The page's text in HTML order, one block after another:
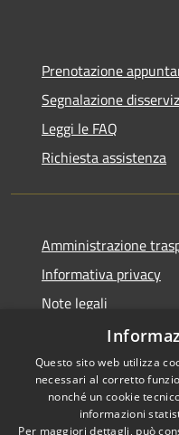
Prenotazione
Segnalazione
Leggi le FAQ
Richiesta assistenza
Amministrazione
Informativa privacy
Note legali
Dichiarazione di
RSS
Questo sito web utilizza
necessari al corretto
nonché un cookie
informazioni
Per maggiori dettagli, può